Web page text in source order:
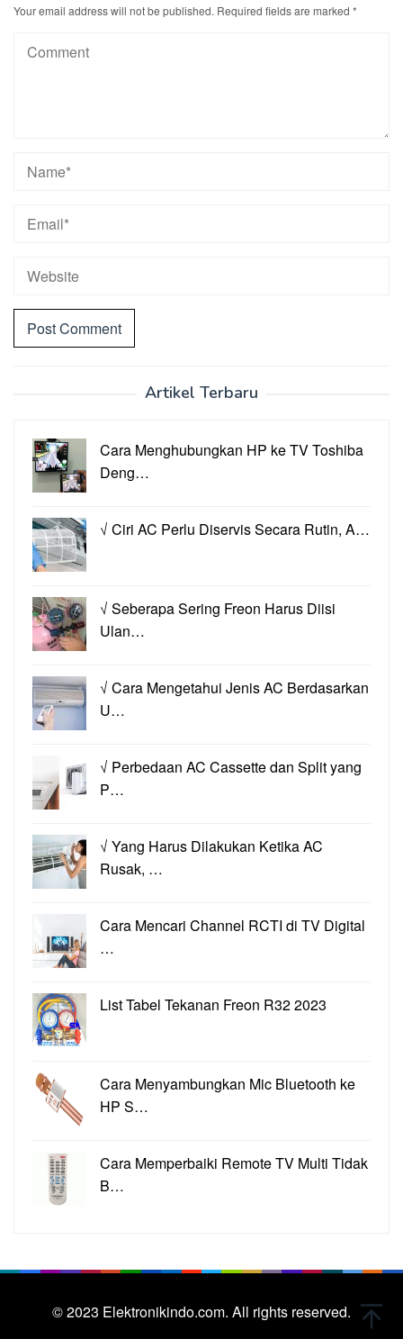
Your email address will not be published. Required fields are marked *
Artikel Terbaru
Cara Menghubungkan HP ke TV Toshiba
Deng…
√ Ciri AC Perlu Diservis Secara Rutin, A…
√ Seberapa Sering Freon Harus Diisi
Ulan…
√ Cara Mengetahui Jenis AC Berdasarkan
U…
√ Perbedaan AC Cassette dan Split yang
P…
√ Yang Harus Dilakukan Ketika AC
Rusak, …
Cara Mencari Channel RCTI di TV Digital
…
List Tabel Tekanan Freon R32 2023
Cara Menyambungkan Mic Bluetooth ke
HP S…
Cara Memperbaiki Remote TV Multi Tidak
B…
© 2023 Elektronikindo.com. All rights reserved.